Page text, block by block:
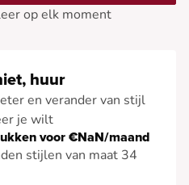
op elk moment
huur
en verander van stijl
je wilt
voor €NaN/maand
stijlen van maat 34